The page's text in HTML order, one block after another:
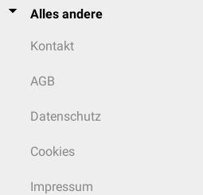
Alles andere
Kontakt
AGB
Datenschutz
Cookies
Impressum